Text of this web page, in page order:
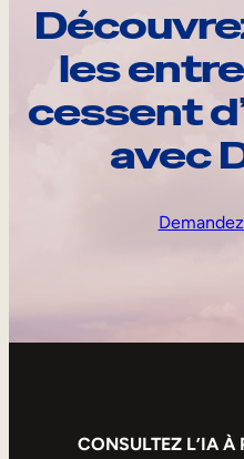
les
cessent
avec
CONSULTEZ L’IA À